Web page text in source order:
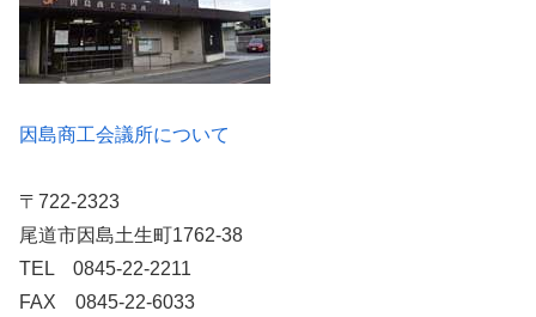
因島商工会議所について
〒722-2323
尾道市因島土生町1762-38
TEL 0845-22-2211
FAX 0845-22-6033